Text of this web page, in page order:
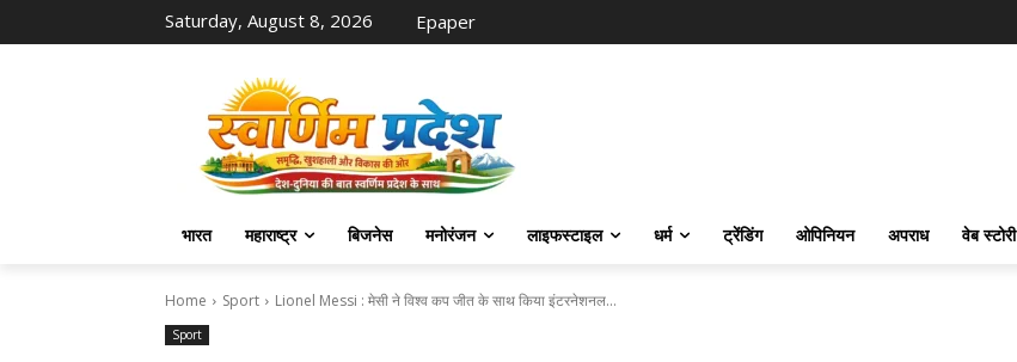
Saturday, August 8, 2026 Epaper
भारत महाराष्ट्र बिजनेस मनोरंजन लाइफस्‍टाइल धर्म ट्रेंडिंग ओपिनियन अपराध वेब स्टोरी
Home Sport Lionel Messi : मेसी ने विश्व कप जीत के साथ किया इंटरनेशनल...
Sport